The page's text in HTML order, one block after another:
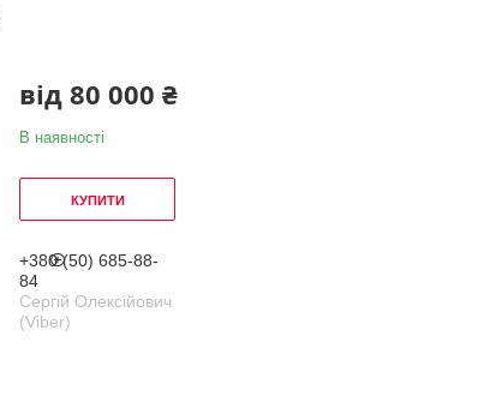
від80 000 ₴
В наявності
КУПИТИ
+380 (50) 685-88-
84
Сергій Олексійович
(Viber)